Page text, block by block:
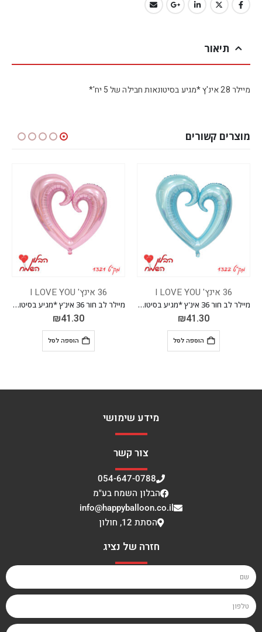
תיאור
מיילר 28 אינ'ץ *מגיע בסיטונאות חבילה של 5 יח'*
מוצרים קשורים
מיילר לב חור 36 אינ'ץ *מגיע בסיטונאות חבילה של 5 יח'*
36 אינץ' I LOVE YOU
מיילר לב חור 36 אינ'ץ *מגיע בסיטונאות חבילה של 5 יח'*
36 אינץ' I LOVE YOU
מידע שימושי
צור קשר
054-647-0788
הבלון השמח בע"מ
info@happyballoon.co.il
הסתת 12, חולון
חזרה של נציג